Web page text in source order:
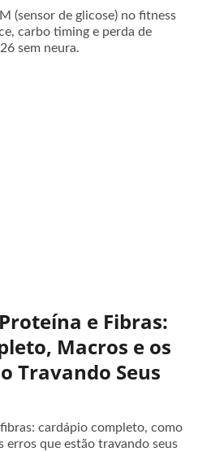
(sensor de glicose) no fitness
carbo timing e perda de
sem neura.
e Fibras:
Macros e os
Travando Seus
cardápio completo, como
erros que estão travando seus